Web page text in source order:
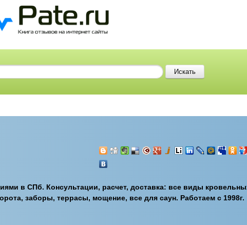
в СПб. Консультации, расчет, доставка: все виды
заборы, террасы, мощение, все для саун. Работаем с 1998г.